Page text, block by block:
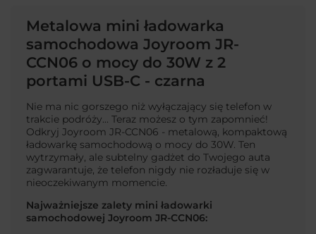
Metalowa mini ładowarka
samochodowa Joyroom JR-
CCN06 o mocy do 30W z 2
portami USB-C - czarna
Nie ma nic gorszego niż wyłączający się telefon w
trakcie podróży... Teraz możesz o tym zapomnieć!
Odkryj Joyroom JR-CCN06 - metalową, kompaktową
ładowarkę samochodową o mocy do 30W. Ten
wytrzymały, ale subtelny gadżet do Twojego auta
zagwarantuje, że telefon nigdy nie rozładuje się w
nieoczekiwanym momencie.
Najważniejsze zalety mini ładowarki
samochodowej Joyroom JR-CCN06: